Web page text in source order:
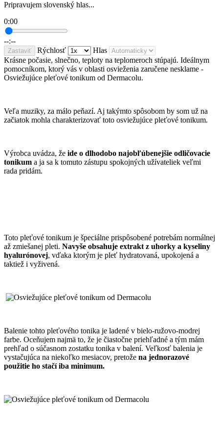
Pripravujem slovenský hlas...
0:00
--:--
Zastaviť Rýchlosť
Hlas
Krásne počasie, slnečno, teploty na teplomeroch stúpajú. Ideálnym
pomocníkom, ktorý vás v oblasti osvieženia zaručene nesklame -
Osviežujúce pleťové tonikum od Dermacolu.
Veľa muziky, za málo peňazí. Aj takýmto spôsobom by som už na
začiatok mohla charakterizovať toto osviežujúce pleťové tonikum.
Výrobca uvádza, že ide o dlhodobo najobľúbenejšie odličovacie
tonikum a ja sa k tomuto zástupu spokojných užívateliek veľmi
rada pridám.
Toto pleťové tonikum je špeciálne prispôsobené potrebám normálnej
až zmiešanej pleti. Navyše obsahuje extrakt z uhorky a kyseliny
hyalurónovej, vďaka ktorým je pleť hydratovaná, upokojená a
taktiež i vyživená.
Balenie tohto pleťového tonika je ladené v bielo-ružovo-modrej
farbe. Oceňujem najmä to, že je čiastočne priehľadné a tým mám
prehľad o súčasnom zostatku tonika v balení. Veľkosť balenia je
vystačujúca na niekoľko mesiacov, pretože na jednorazové
použitie ho stačí iba minimum.